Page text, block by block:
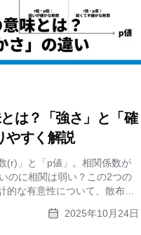
は？「強さ」と「確
やすく解説
(r)」と「p値」。相関係数が
のに相関は弱い？この2つの
な有意性について、散布図
2025年10月24日